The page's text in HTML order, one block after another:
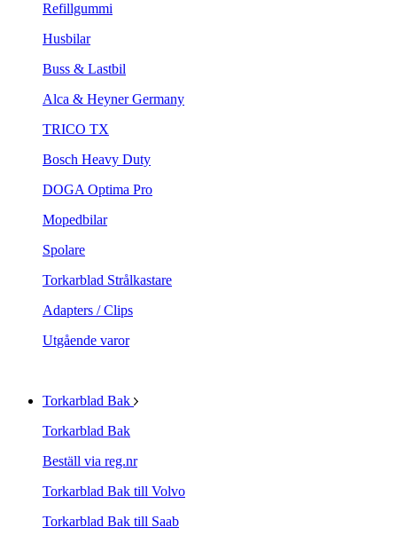
Refillgummi
Husbilar
Buss & Lastbil
Alca & Heyner Germany
TRICO TX
Bosch Heavy Duty
DOGA Optima Pro
Mopedbilar
Spolare
Torkarblad Strålkastare
Adapters / Clips
Utgående varor
Torkarblad Bak
Torkarblad Bak
Beställ via reg.nr
Torkarblad Bak till Volvo
Torkarblad Bak till Saab